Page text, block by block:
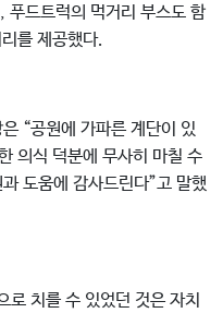
푸드트럭의 먹거리 부스도 함
를 제공했다.
“공원에 가파른 계단이 있
의식 덕분에 무사히 마칠 수
도움에 감사드린다”고 말했
로 치를 수 있었던 것은 자치